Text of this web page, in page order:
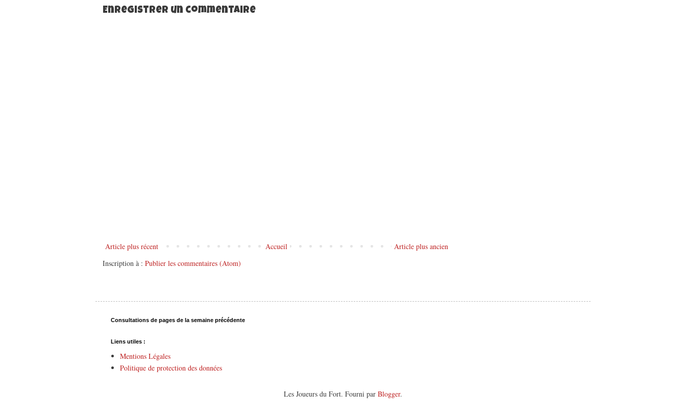
Enregistrer un commentaire
Article plus récent Article plus ancien
Accueil
Inscription à : Publier les commentaires (Atom)
Consultations de pages de la semaine précédente
Liens utiles :
Mentions Légales
Politique de protection des données
Les Joueurs du Fort. Fourni par Blogger.